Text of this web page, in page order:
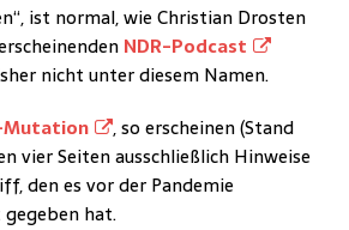
ist normal, wie Christian Drosten
NDR-Podcast
nicht unter diesem Namen.
, so erscheinen (Stand
vier Seiten ausschließlich Hinweise
den es vor der Pandemie
hat.